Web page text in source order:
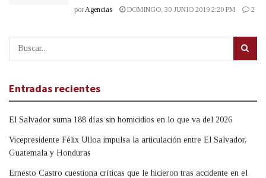
por Agencias DOMINGO, 30 JUNIO 2019 2:20 PM 2
Entradas recientes
El Salvador suma 188 días sin homicidios en lo que va del 2026
Vicepresidente Félix Ulloa impulsa la articulación entre El Salvador,
Guatemala y Honduras
Ernesto Castro cuestiona críticas que le hicieron tras accidente en el